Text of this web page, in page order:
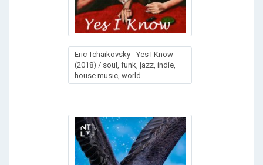
Eric Tchaikovsky - Yes I Know
(2018) / soul, funk, jazz, indie,
house music, world